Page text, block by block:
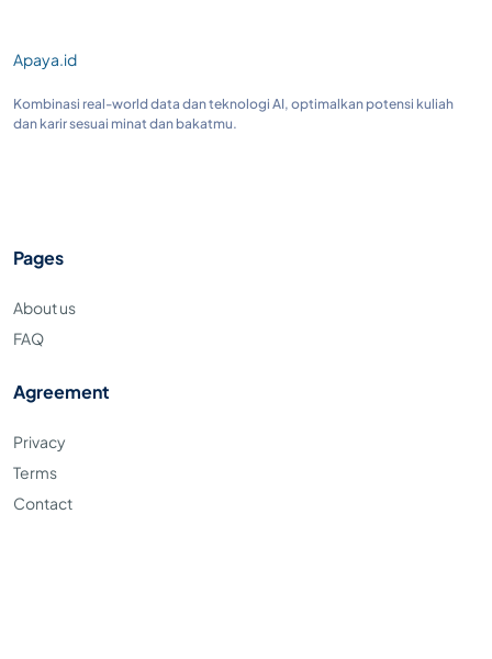
Apaya.id
Kombinasi real-world data dan teknologi AI, optimalkan potensi kuliah
dan karir sesuai minat dan bakatmu.
Pages
About us
FAQ
Agreement
Privacy
Terms
Contact